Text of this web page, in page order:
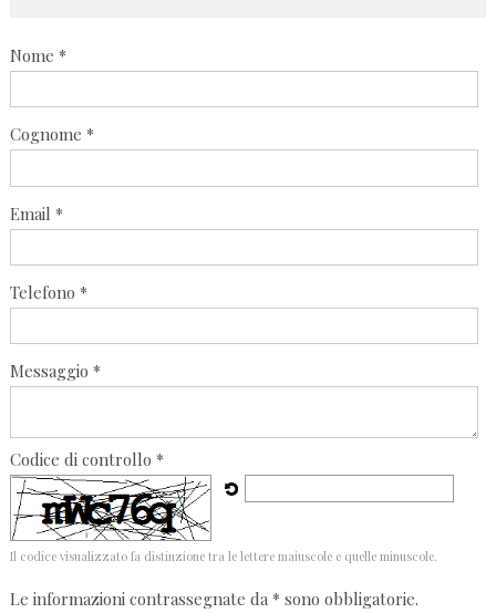
Nome *
Cognome *
Email *
Telefono *
Messaggio *
Codice di controllo *
Il codice visualizzato fa distinzione tra le lettere maiuscole e quelle minuscole.
Le informazioni contrassegnate da * sono obbligatorie.